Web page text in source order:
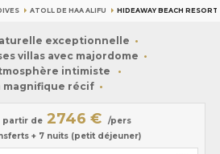
ATOLL DE HAA ALIFU HIDEAWAY BEACH RESORT
exceptionnelle
villas avec majordome
intimiste
magnifique récif
partir de 2746 €
/pers
+ 7 nuits (petit déjeuner)